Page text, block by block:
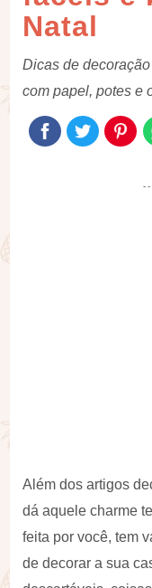
Natal
Dicas de
com papel, potes e
Além dos artigos
dá aquele charme
feita por você, tem
de decorar a sua